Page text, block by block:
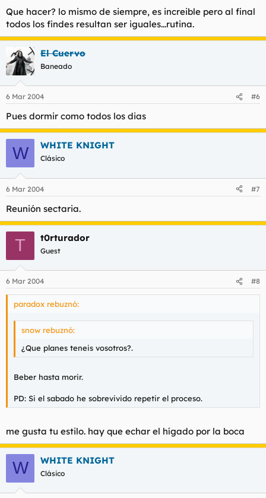
Que hacer? lo mismo de siempre, es increible pero al final
todos los findes resultan ser iguales...rutina.
El Cuervo
Baneado
6 Mar 2004 #6
Pues dormir como todos los dias
W WHITE KNIGHT
Clásico
6 Mar 2004 #7
Reunión sectaria.
T t0rturador
Guest
6 Mar 2004 #8
paradox rebuznó:
snow rebuznó:
¿Que planes teneis vosotros?.
Beber hasta morir.
PD: Si el sabado he sobrevivido repetir el proceso.
me gusta tu estilo. hay que echar el hígado por la boca
W WHITE KNIGHT
Clásico